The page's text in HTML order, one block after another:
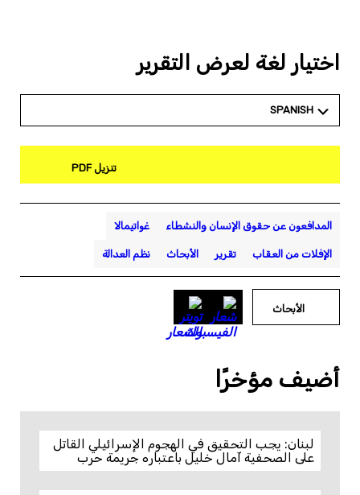
اختيار لغة لعرض التقرير
SPANISH
تنزيل PDF
المدافعون عن حقوق الإنسان والنشطاء غواتيمالا
الإفلات من العقاب تقرير الأبحاث نظم العدالة
الأبحاث
أضيف مؤخرًا
لبنان: يجب التحقيق في الهجوم الإسرائيلي القاتل
على الصحفية آمال خليل باعتباره جريمة حرب